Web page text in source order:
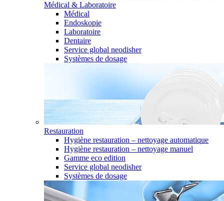
Médical & Laboratoire
Médical
Endoskopie
Laboratoire
Dentaire
Service global neodisher
Systèmes de dosage
Restauration
Hygiène restauration – nettoyage automatique
Hygiène restauration – nettoyage manuel
Gamme eco edition
Service global neodisher
Systèmes de dosage